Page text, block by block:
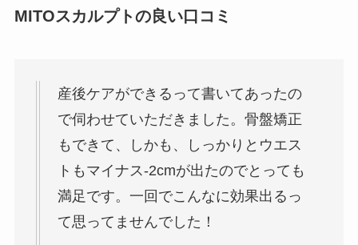
MITOスカルプトの良い口コミ
産後ケアができるって書いてあったの
で伺わせていただきました。骨盤矯正
もできて、しかも、しっかりとウエス
トもマイナス-2cmが出たのでとっても
満足です。一回でこんなに効果出るっ
て思ってませんでした！